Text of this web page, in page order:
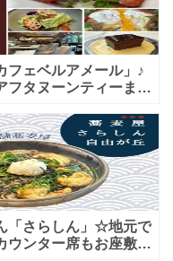
フェベルアメール」♪
フタヌーンティーまで
「さらしん」☆地元で
ウンター席もお座敷も